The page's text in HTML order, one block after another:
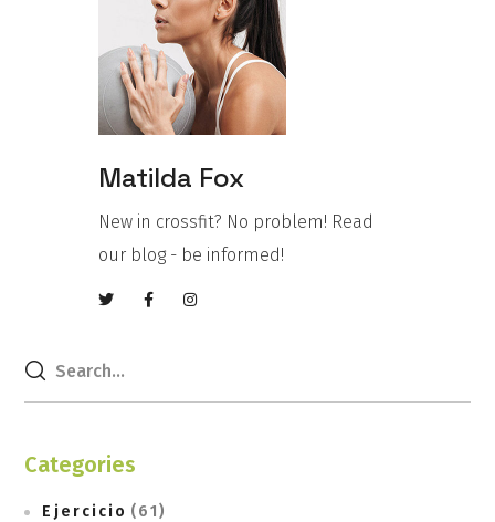
Matilda Fox
New in crossfit? No problem! Read
our blog - be informed!
Categories
Ejercicio (61)